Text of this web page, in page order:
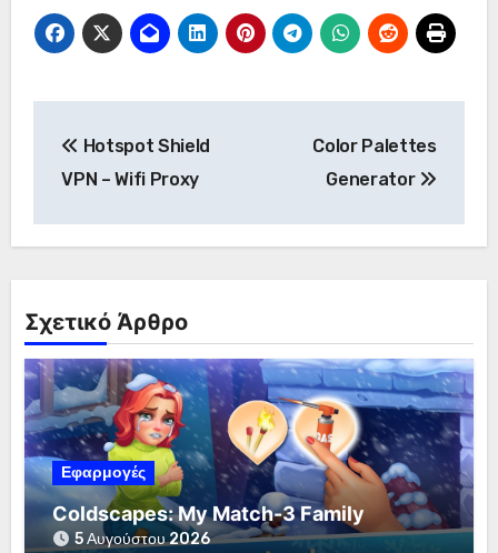
άρθρων
Hotspot Shield
VPN – Wifi Proxy
Color Palettes
Generator
Σχετικό Άρθρο
Εφαρμογές
Coldscapes: My Match-3 Family
5 Αυγούστου 2026